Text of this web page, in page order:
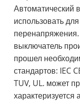
Автоматический
использовать
выключатель
прошел
стандартов: IEC
TUV, UL. может
характеризуется